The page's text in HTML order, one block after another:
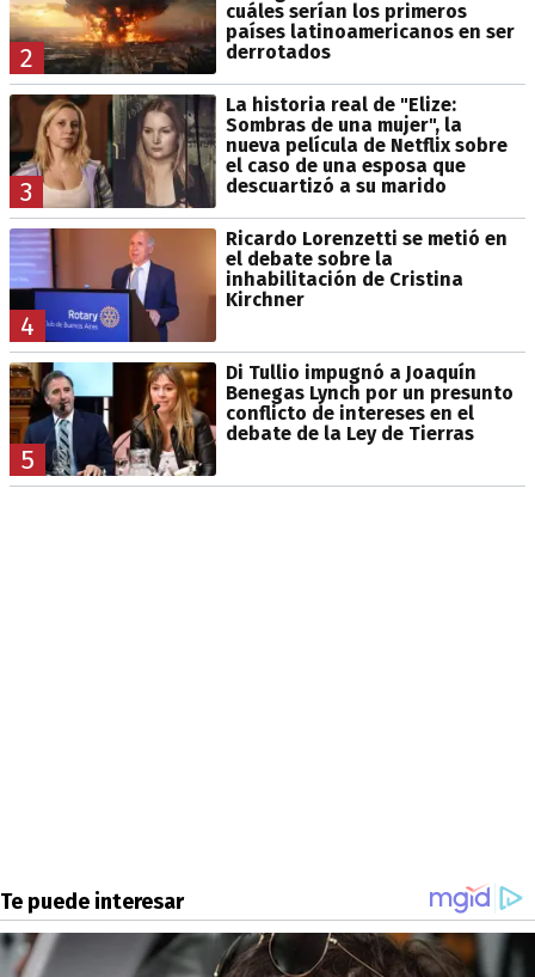
2
cuáles serían los primeros
países latinoamericanos en ser
derrotados
3
La historia real de "Elize:
Sombras de una mujer", la
nueva película de Netflix sobre
el caso de una esposa que
descuartizó a su marido
4
Ricardo Lorenzetti se metió en
el debate sobre la
inhabilitación de Cristina
Kirchner
5
Di Tullio impugnó a Joaquín
Benegas Lynch por un presunto
conflicto de intereses en el
debate de la Ley de Tierras